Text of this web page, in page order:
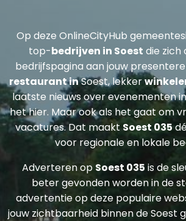
Op deze OnlineCityHub
top-bedrijven in Soest die zich
bedrijfspagina aan jouw
restaurant inSoest, lekker
laatste nieuws over evenementen
het hier. Maar ook als het gaat om
vacatures. Dat maakt Soest 035
voor regionale en lokale
Adverteren op Soest 035 is de
beter gevonden worden in de
advertentie op deze populaire
jouw zichtbaarheid binnen de Soest